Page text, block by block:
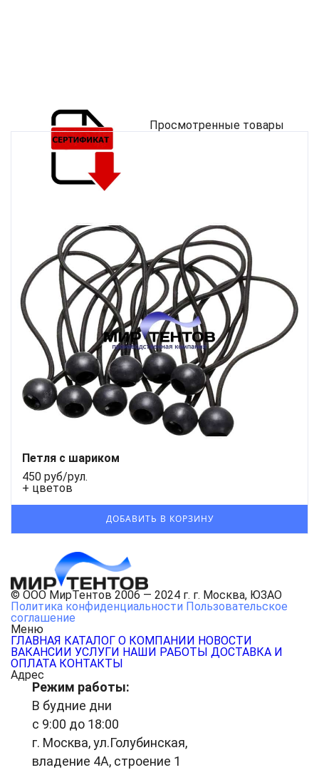
Просмотренные товары
Петля с шариком
450 руб/рул.
+ цветов
© ООО МирТентов 2006 — 2024 г. г. Москва, ЮЗАО
Политика конфиденциальности Пользовательское
соглашение
Меню
ГЛАВНАЯ КАТАЛОГ О КОМПАНИИ НОВОСТИ
ВАКАНСИИ УСЛУГИ НАШИ РАБОТЫ ДОСТАВКА И
ОПЛАТА КОНТАКТЫ
Адрес
Режим работы:
В будние дни
с 9:00 до 18:00
г. Москва, ул.Голубинская,
владение 4А, строение 1